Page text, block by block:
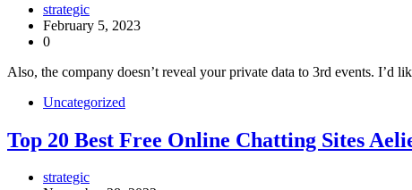
strategic
February 5, 2023
0
Also, the company doesn’t reveal your private data to 3rd events. I’d
Uncategorized
Top 20 Best Free Online Chatting Sites
strategic